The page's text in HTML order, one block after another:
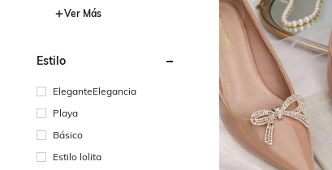
Ver Más
Estilo
EleganteElegancia
Playa
Básico
Estilo lolita